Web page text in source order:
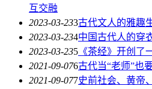
互交融
2023-03-233古代文人的雅趣
2023-03-234中国古代人的穿
2023-03-235 《茶经》开创了
2021-09-076古代当“老师”也
2021-09-077史前社会、黄帝